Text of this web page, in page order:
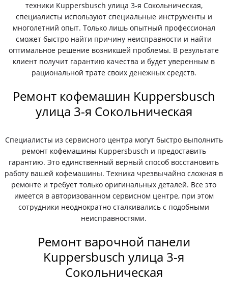
техники Kuppersbusch улица 3-я Сокольническая,
специалисты используют специальные инструменты и
многолетний опыт. Только лишь опытный профессионал
сможет быстро найти причину неисправности и найти
оптимальное решение возникшей проблемы. В результате
клиент получит гарантию качества и будет уверенным в
рациональной трате своих денежных средств.
Ремонт кофемашин Kuppersbusch
улица 3-я Сокольническая
Специалисты из сервисного центра могут быстро выполнить
ремонт кофемашины Kuppersbusch и предоставить
гарантию. Это единственный верный способ восстановить
работу вашей кофемашины. Техника чрезвычайно сложная в
ремонте и требует только оригинальных деталей. Все это
имеется в авторизованном сервисном центре, при этом
сотрудники неоднократно сталкивались с подобными
неисправностями.
Ремонт варочной панели
Kuppersbusch улица 3-я
Сокольническая